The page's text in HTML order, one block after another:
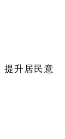
提升居民意